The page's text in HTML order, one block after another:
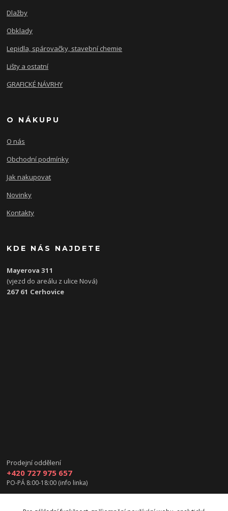
Dlažby
Obklady
Lepidla, spárovačky, stavební chemie
Lišty a ostatní
GRAFICKÉ NÁVRHY
O NÁKUPU
O nás
Obchodní podmínky
Jak nakupovat
Novinky
Kontakty
KDE NÁS NAJDETE
Mayerova 311
(vjezd do areálu z ulice Nová)
267 61 Cerhovice
Prodejní oddělení
+420 727 975 657
PO-PÁ 8:00-18:00 (info linka)